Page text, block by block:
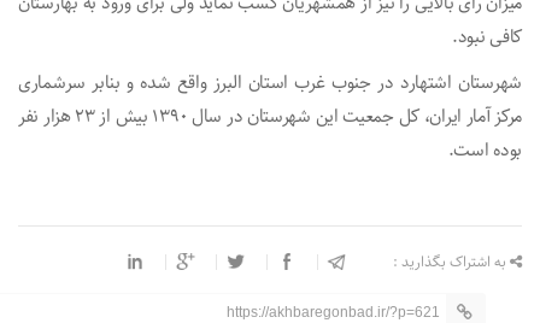
کافی نبود.
شهرستان اشتهارد در جنوب غرب استان البرز واقع شده و بنابر سرشماری
مرکز آمار ایران، کل جمعیت این شهرستان در سال ۱۳۹۰ بیش از ۲۳ هزار نفر
بوده است.
به اشتراک بگذارید :
https://akhbaregonbad.ir/?p=621